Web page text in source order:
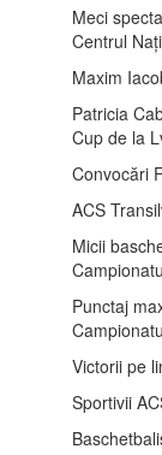
Meci
Centrul
Maxim
Patricia
Cup de la
Convocări
ACS
Micii
Punctaj
Victorii pe
Sportivii